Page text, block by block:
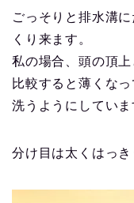
ごっそりと排水溝
くり来ます。
私の場合、頭の頂
比較すると薄くな
洗うようにしていま
分け目は太くはっき